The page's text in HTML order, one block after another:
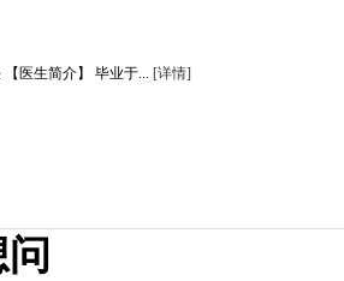
医生简介】 毕业于... [详情]